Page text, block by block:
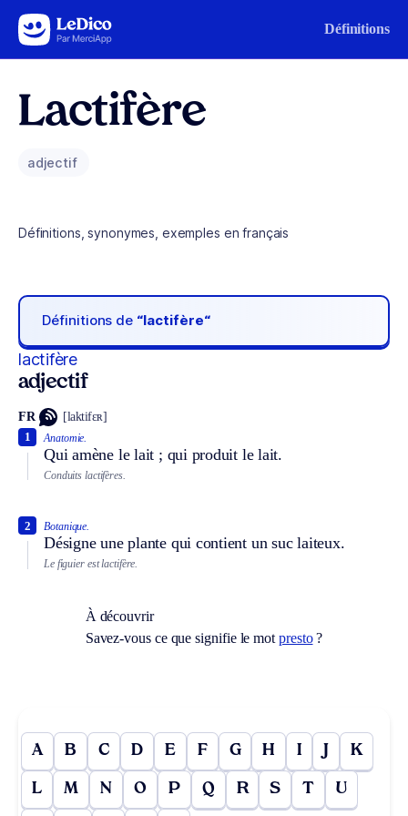
Aller au contenu Définitions
Lactifère
adjectif
Définitions, synonymes, exemples en français
Définitions de “lactifère“
lactifère
adjectif
FR [laktifɛʀ]
Anatomie.
Qui amène le lait ; qui produit le lait.
1
Conduits lactifères.
Botanique.
Désigne une plante qui contient un suc laiteux.
2
Le figuier est lactifère.
À découvrir
Savez-vous ce que signifie le mot presto?
A B C D E F G H I J K
L M N O P Q R S T U